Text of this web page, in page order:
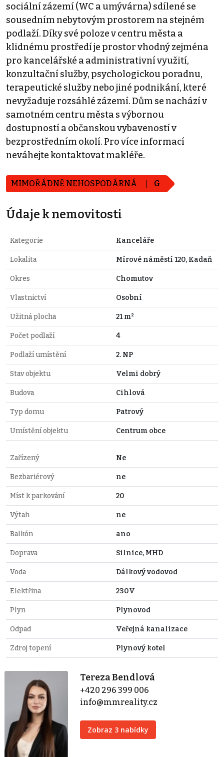
sociální zázemí (WC a umývárna) sdílené se
sousedním nebytovým prostorem na stejném
podlaží. Díky své poloze v centru města a
klidnému prostředí je prostor vhodný zejména
pro kancelářské a administrativní využití,
konzultační služby, psychologickou poradnu,
terapeutické služby nebo jiné podnikání, které
nevyžaduje rozsáhlé zázemí. Dům se nachází v
samotném centru města s výbornou
dostupností a občanskou vybaveností v
bezprostředním okolí. Pro více informací
neváhejte kontaktovat makléře.
MIMOŘÁDNĚ NEHOSPODÁRNÁ G
Údaje k nemovitosti
Kategorie Kanceláře
Lokalita Mírové náměstí 120, Kadaň
Okres Chomutov
Vlastnictví Osobní
Užitná plocha 21 m²
Počet podlaží 4
Podlaží umístění 2. NP
Stav objektu Velmi dobrý
Budova Cihlová
Typ domu Patrový
Umístění objektu Centrum obce
Zařízený Ne
Bezbariérový ne
Míst k parkování 20
Výtah ne
Balkón ano
Doprava Silnice, MHD
Voda Dálkový vodovod
Elektřina 230V
Plyn Plynovod
Odpad Veřejná kanalizace
Zdroj topení Plynový kotel
Tereza Bendlová
+420 296 399 006
info@mmreality.cz
Zobraz 3 nabídky